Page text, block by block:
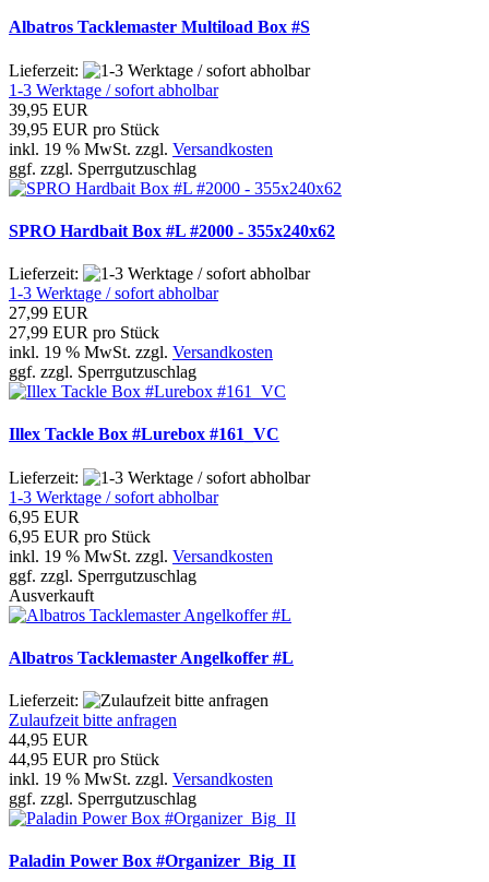
Albatros Tacklemaster Multiload Box #S
Lieferzeit:
1-3 Werktage / sofort abholbar
39,95 EUR
39,95 EUR pro Stück
inkl. 19 % MwSt. zzgl. Versandkosten
ggf. zzgl. Sperrgutzuschlag
SPRO Hardbait Box #L #2000 - 355x240x62
Lieferzeit:
1-3 Werktage / sofort abholbar
27,99 EUR
27,99 EUR pro Stück
inkl. 19 % MwSt. zzgl. Versandkosten
ggf. zzgl. Sperrgutzuschlag
Illex Tackle Box #Lurebox #161_VC
Lieferzeit:
1-3 Werktage / sofort abholbar
6,95 EUR
6,95 EUR pro Stück
inkl. 19 % MwSt. zzgl. Versandkosten
ggf. zzgl. Sperrgutzuschlag
Ausverkauft
Albatros Tacklemaster Angelkoffer #L
Lieferzeit:
Zulaufzeit bitte anfragen
44,95 EUR
44,95 EUR pro Stück
inkl. 19 % MwSt. zzgl. Versandkosten
ggf. zzgl. Sperrgutzuschlag
Paladin Power Box #Organizer_Big_II